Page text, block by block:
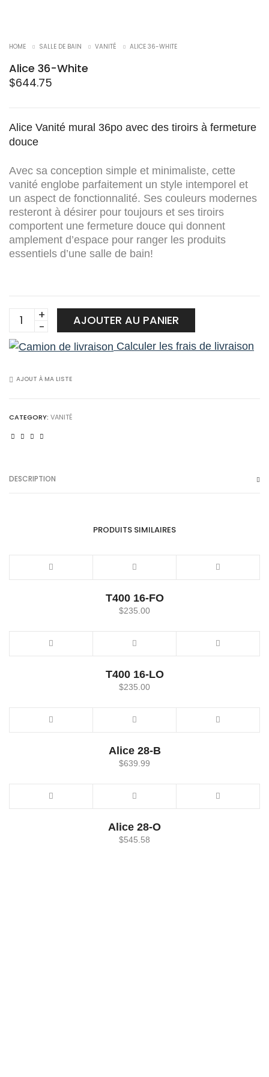
HOME SALLE DE BAIN VANITÉ ALICE 36-WHITE
Alice 36-White
$644.75
Alice Vanité mural 36po avec des tiroirs à fermeture
douce
Avec sa conception simple et minimaliste, cette
vanité englobe parfaitement un style intemporel et
un aspect de fonctionnalité. Ses couleurs modernes
resteront à désirer pour toujours et ses tiroirs
comportent une fermeture douce qui donnent
amplement d’espace pour ranger les produits
essentiels d’une salle de bain!
Alice
White
AJOUTER AU PANIER
Calculer les frais de livraison
AJOUT À MA LISTE
CATEGORY: VANITÉ
DESCRIPTION
PRODUITS SIMILAIRES
T400 16-FO
$235.00
T400 16-LO
$235.00
Alice 28-B
$639.99
Alice 28-O
$545.58